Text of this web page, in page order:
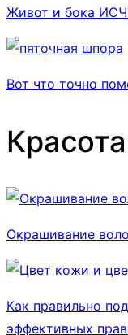
Живот и бока
Вот что точно
Красота
Окрашивание
Как правильно
эффективных